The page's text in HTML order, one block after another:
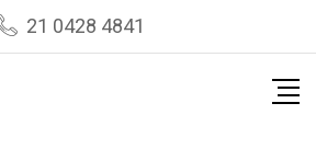
21 0428 4841